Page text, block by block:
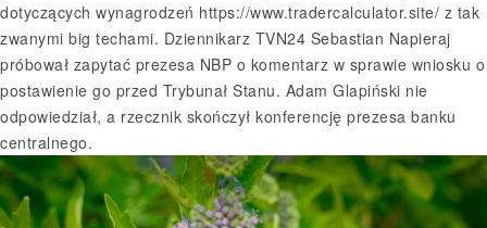
dotyczących wynagrodzeń https://www.tradercalculator.site/ z tak
zwanymi big techami. Dziennikarz TVN24 Sebastian Napieraj
próbował zapytać prezesa NBP o komentarz w sprawie wniosku o
postawienie go przed Trybunał Stanu. Adam Glapiński nie
odpowiedział, a rzecznik skończył konferencję prezesa banku
centralnego.